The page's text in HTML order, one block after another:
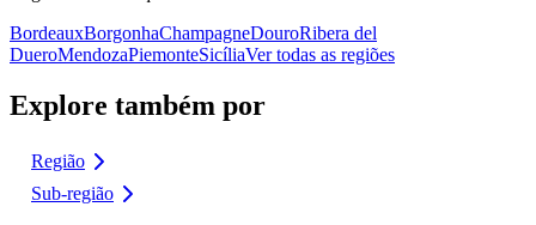
BordeauxBorgonhaChampagneDouroRibera del
DueroMendozaPiemonteSicíliaVer todas as regiões
Explore também por
Região
Sub-região